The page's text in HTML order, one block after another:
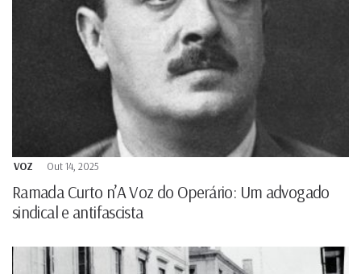
VOZ Out 14, 2025
Ramada Curto n’A Voz do Operário: Um advogado
sindical e antifascista